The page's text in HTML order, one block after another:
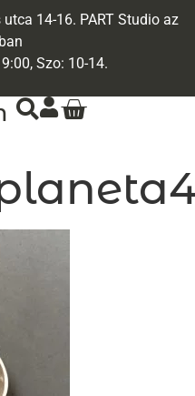
14-16. PART Studio az
Szo: 10-14.